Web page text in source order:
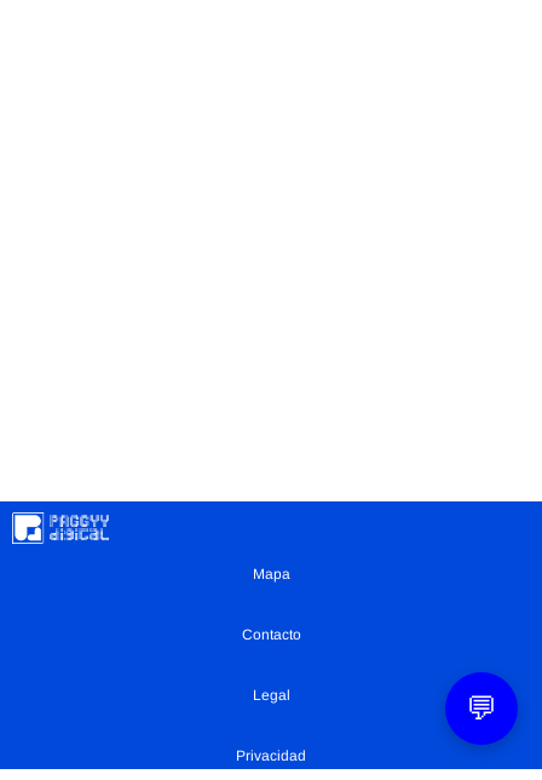
Mapa
Contacto
Legal
Privacidad
💬